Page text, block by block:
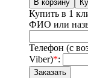
Купить в 1
ФИО или
Телефон (с
Viber)*: